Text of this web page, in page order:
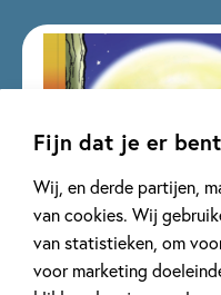
Fijn dat je er
Wij, en derde partijen,
van cookies. Wij
van statistieken, om
voor marketing